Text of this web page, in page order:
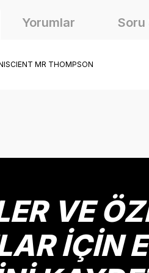
Yorumlar Soru
MR THOMPSON
veya görüntülenemiyor.
daha pahalı.VE
İÇİN